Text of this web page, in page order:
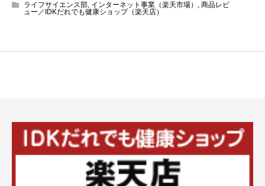
ライフサイエンス部, インターネット事業（楽天市場） , 商品レビ
ュー／IDKだれでも健康ショップ（楽天店）